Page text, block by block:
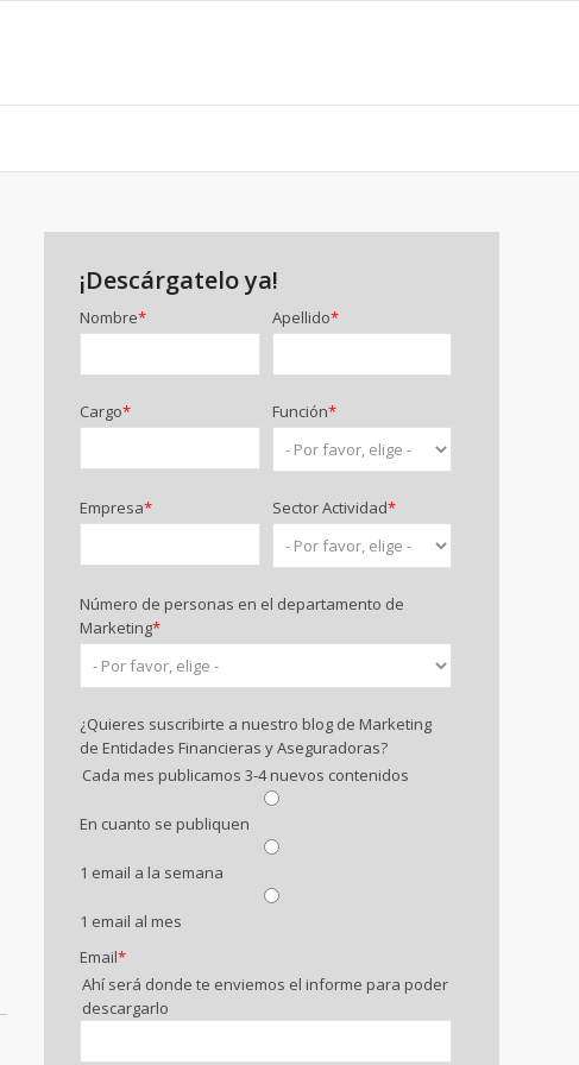
¡Descárgatelo ya!
Nombre* Apellido*
Cargo* Función*
Empresa* Sector Actividad*
Número de personas en el departamento de
Marketing*
¿Quieres suscribirte a nuestro blog de Marketing
de Entidades Financieras y Aseguradoras?
Cada mes publicamos 3-4 nuevos contenidos
En cuanto se publiquen
1 email a la semana
1 email al mes
Email*
Ahí será donde te enviemos el informe para poder
descargarlo